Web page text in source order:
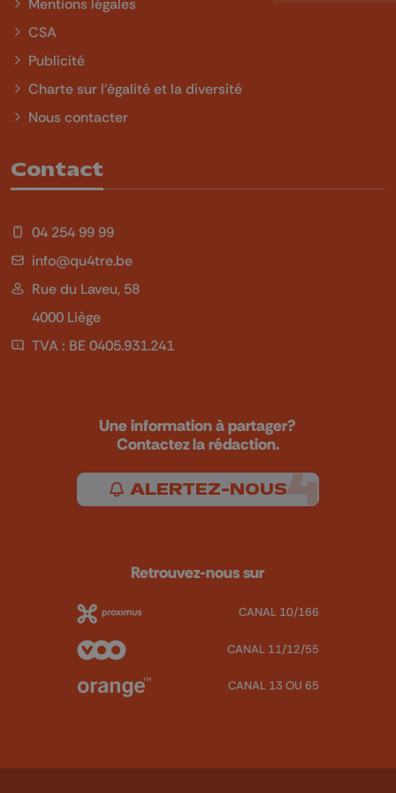
Mentions légales
CSA
Publicité
Charte sur l'égalité et la diversité
Nous contacter
Contact
04 254 99 99
info@qu4tre.be
Rue du Laveu, 58
4000 Liège
TVA : BE 0405.931.241
Une information à partager?
Contactez la rédaction.
ALERTEZ-NOUS
Retrouvez-nous sur
CANAL 10/166
CANAL 11/12/55
CANAL 13 OU 65